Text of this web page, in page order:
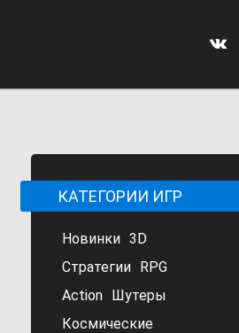
КАТЕГОРИИ ИГР
Новинки 3D
Стратегии
RPG
Action
Шутеры
Космические